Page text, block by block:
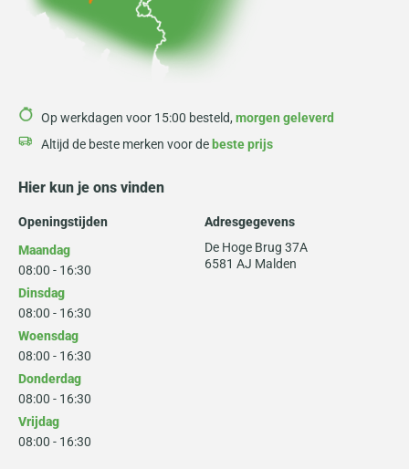
Op werkdagen voor 15:00 besteld, morgen geleverd
Altijd de beste merken voor de beste prijs
Hier kun je ons vinden
Openingstijden
Maandag
08:00 - 16:30
Dinsdag
08:00 - 16:30
Woensdag
08:00 - 16:30
Donderdag
08:00 - 16:30
Vrijdag
08:00 - 16:30
Adresgegevens
De Hoge Brug 37A
6581 AJ Malden